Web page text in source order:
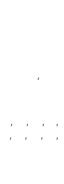
,
, , , ,
, , , ,